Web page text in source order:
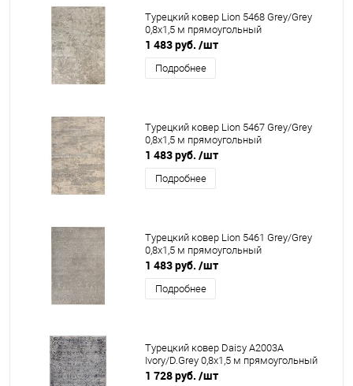
Турецкий ковер Lion 5468 Grey/Grey
0,8x1,5 м прямоугольный
1 483 руб. /шт
Подробнее
Турецкий ковер Lion 5467 Grey/Grey
0,8x1,5 м прямоугольный
1 483 руб. /шт
Подробнее
Турецкий ковер Lion 5461 Grey/Grey
0,8x1,5 м прямоугольный
1 483 руб. /шт
Подробнее
Турецкий ковер Daisy A2003A
Ivory/D.Grey 0,8x1,5 м прямоугольный
1 728 руб. /шт